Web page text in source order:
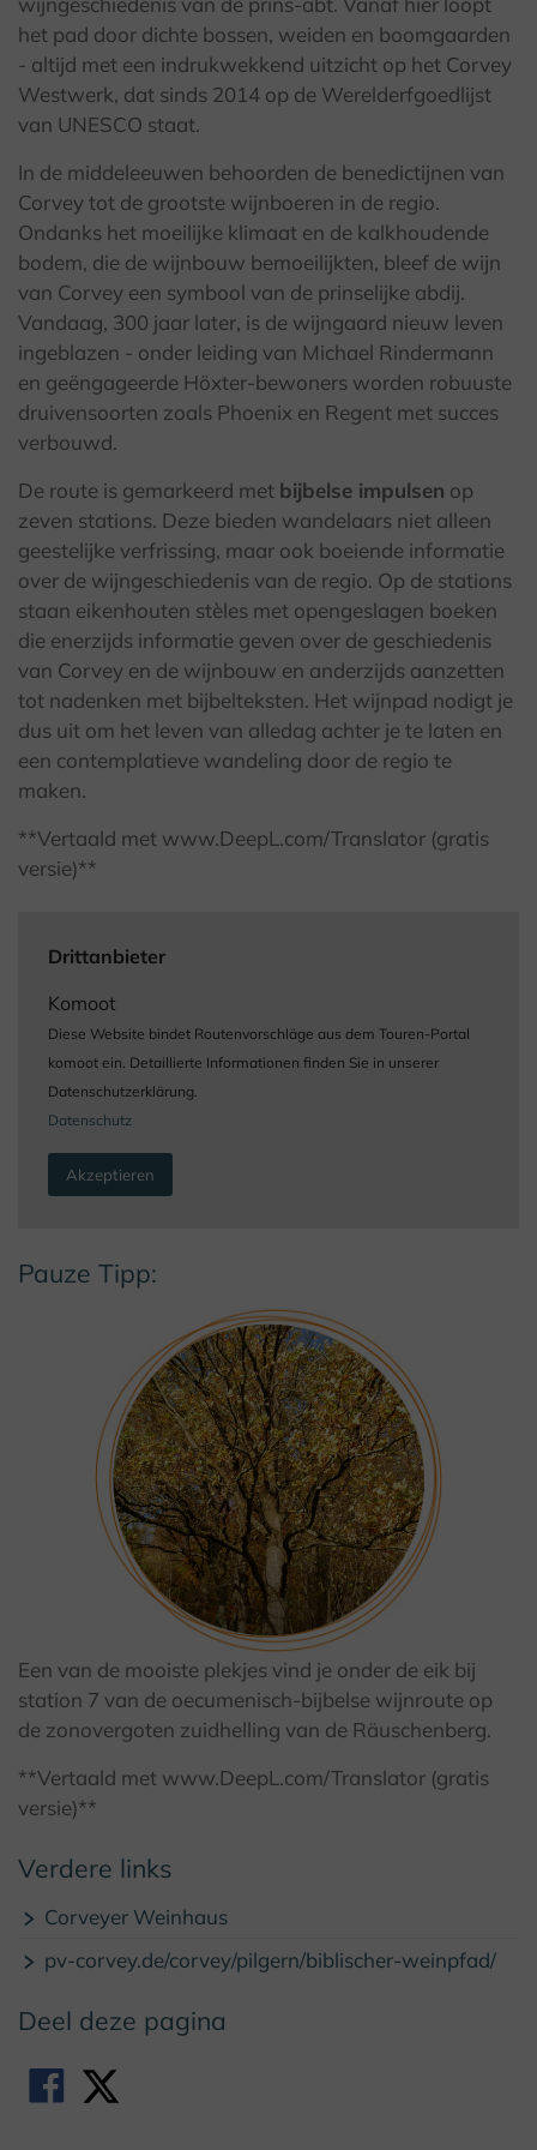
het pad door dichte bossen, weiden en boomgaarden
- altijd met een indrukwekkend uitzicht op het Corvey
Westwerk, dat sinds 2014 op de Werelderfgoedlijst
van UNESCO staat.
In de middeleeuwen behoorden de benedictijnen van
Corvey tot de grootste wijnboeren in de regio.
Ondanks het moeilijke klimaat en de kalkhoudende
bodem, die de wijnbouw bemoeilijkten, bleef de wijn
van Corvey een symbool van de prinselijke abdij.
Vandaag, 300 jaar later, is de wijngaard nieuw leven
ingeblazen - onder leiding van Michael Rindermann
en geëngageerde Höxter-bewoners worden robuuste
druivensoorten zoals Phoenix en Regent met succes
verbouwd.
De route is gemarkeerd met bijbelse impulsen op
zeven stations. Deze bieden wandelaars niet alleen
geestelijke verfrissing, maar ook boeiende informatie
over de wijngeschiedenis van de regio. Op de stations
staan eikenhouten stèles met opengeslagen boeken
die enerzijds informatie geven over de geschiedenis
van Corvey en de wijnbouw en anderzijds aanzetten
tot nadenken met bijbelteksten. Het wijnpad nodigt je
dus uit om het leven van alledag achter je te laten en
een contemplatieve wandeling door de regio te
maken.
**Vertaald met www.DeepL.com/Translator (gratis
versie)**
Drittanbieter
Komoot
Diese Website bindet Routenvorschläge aus dem Touren-Portal
komoot ein. Detaillierte Informationen finden Sie in unserer
Datenschutzerklärung.
Datenschutz
Akzeptieren
Pauze Tipp:
© Kulturland Kreis Höxter / K. Krajewski
Een van de mooiste plekjes vind je onder de eik bij
station 7 van de oecumenisch-bijbelse wijnroute op
de zonovergoten zuidhelling van de Räuschenberg.
**Vertaald met www.DeepL.com/Translator (gratis
versie)**
Verdere links
Corveyer Weinhaus
pv-corvey.de/corvey/pilgern/biblischer-weinpfad/
Deel deze pagina